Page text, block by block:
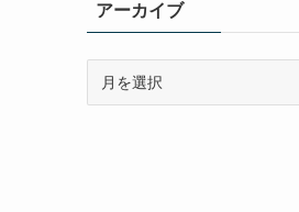
ーアーカイブ